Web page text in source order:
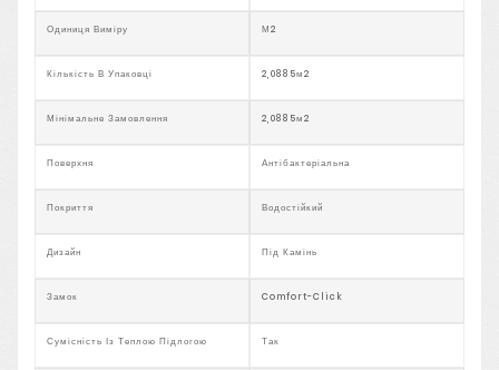
Одиниця Виміру М2
Кількість В Упаковці 2,0885м2
Мінімальне Замовлення 2,0885м2
Поверхня Антібактеріальна
Покриття Водостійкий
Дизайн Під Камінь
Замок Comfort-Click
Сумісність Із Теплою Підлогою Так